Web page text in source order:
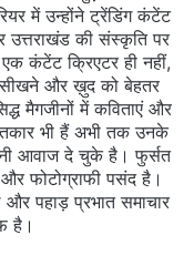
में उन्होंने ट्रेंडिंग कंटेंट
उत्तराखंड की संस्कृति पर
कंटेंट क्रिएटर ही नहीं,
और ख़ुद को बेहतर
मैगजीनों में कविताएं और
भी हैं अभी तक उनके
आवाज दे चुके है। फुर्सत
फोटोग्राफी पसंद है।
और पहाड़ प्रभात समाचार
है।